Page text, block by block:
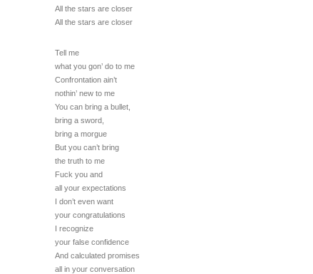
All the stars are closer
All the stars are closer
Tell me
what you gon’ do to me
Confrontation ain’t
nothin’ new to me
You can bring a bullet,
bring a sword,
bring a morgue
But you can’t bring
the truth to me
Fuck you and
all your expectations
I don’t even want
your congratulations
I recognize
your false confidence
And calculated promises
all in your conversation